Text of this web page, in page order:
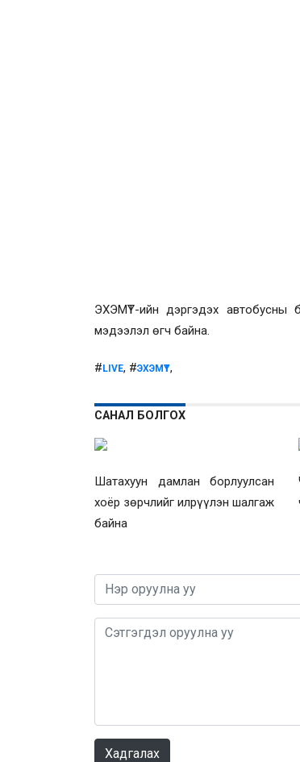
ЭХЭМҮТ-ийн дэргэдэх автобусны
мэдээлэл өгч байна.
#LIVE, #ЭХЭМҮТ,
САНАЛ БОЛГОХ
Шатахуун дамлан борлуулсан
хоёр зөрчлийг илрүүлэн шалгаж
байна
Хадгалах